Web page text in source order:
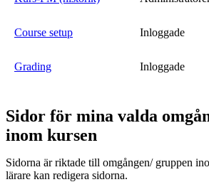
Course setup Inloggade
Grading Inloggade
Sidor för mina valda
inom kursen
Sidorna är riktade till omgången/ gruppen
lärare kan redigera sidorna.